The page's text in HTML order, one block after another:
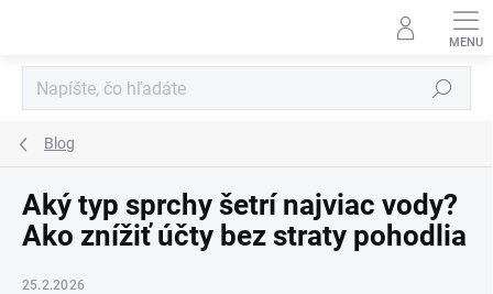
Hľadať
Blog
Aký typ sprchy šetrí najviac vody?
Ako znížiť účty bez straty pohodlia
25.2.2026